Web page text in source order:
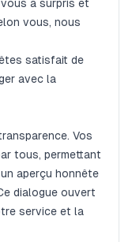
a surpris et
vous, nous
satisfait de
avec la
Vos
tous, permettant
aperçu honnête
dialogue ouvert
service et la